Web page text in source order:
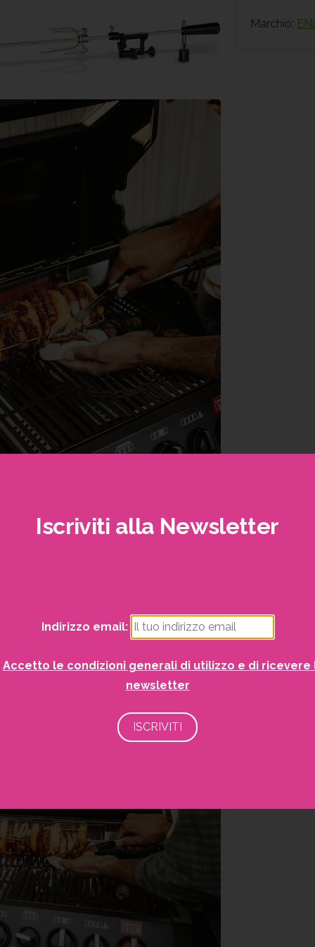
Marchio:
Iscriviti alla Newsletter
Indirizzo email:
Accetto le condizioni generali di utilizzo e di ricevere
newsletter